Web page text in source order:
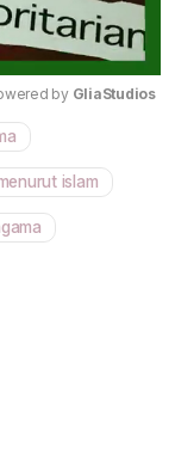
by GliaStudios
islam